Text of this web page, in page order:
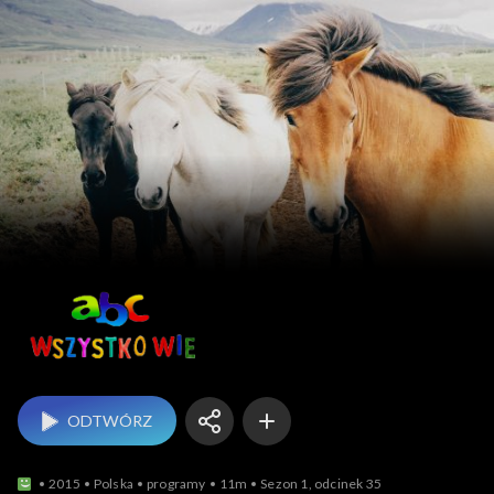
ABC wszystko wie
ODTWÓRZ
2015 Polska programy 11m Sezon 1, odcinek 35